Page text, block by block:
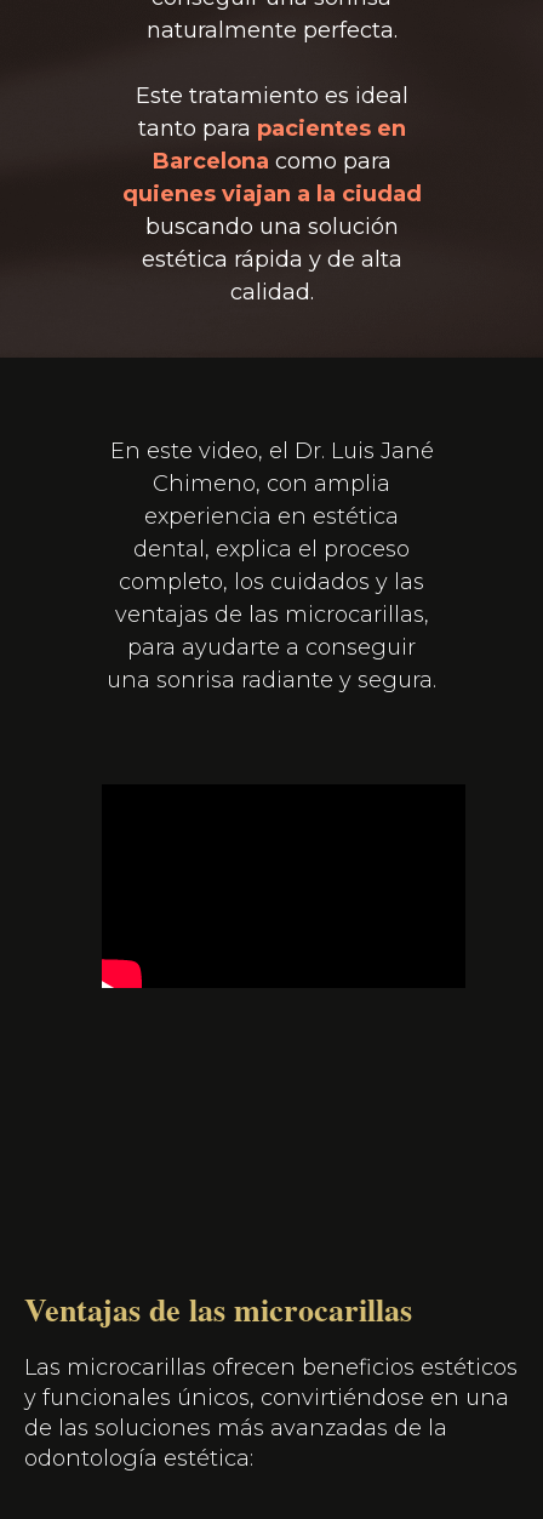
naturalmente perfecta.
Este tratamiento es ideal
tanto para pacientes en
Barcelona como para
quienes viajan a la ciudad
buscando una solución
estética rápida y de alta
calidad.
En este video, el Dr. Luis Jané
Chimeno, con amplia
experiencia en estética
dental, explica el proceso
completo, los cuidados y las
ventajas de las microcarillas,
para ayudarte a conseguir
una sonrisa radiante y segura.
Ventajas de las microcarillas
Las microcarillas ofrecen beneficios estéticos
y funcionales únicos, convirtiéndose en una
de las soluciones más avanzadas de la
odontología estética: